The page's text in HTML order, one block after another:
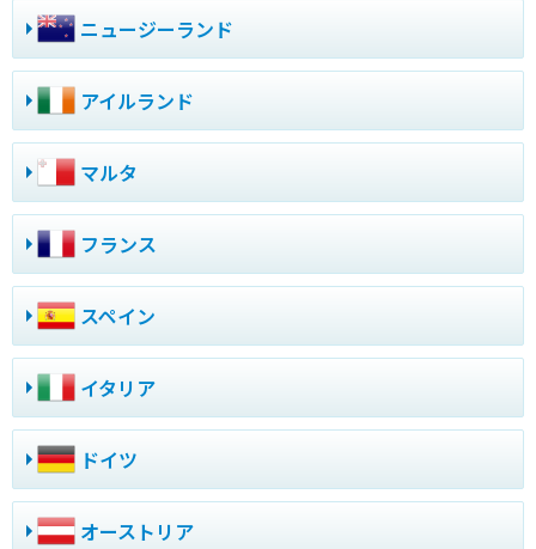
ニュージーランド
アイルランド
マルタ
フランス
スペイン
イタリア
ドイツ
オーストリア